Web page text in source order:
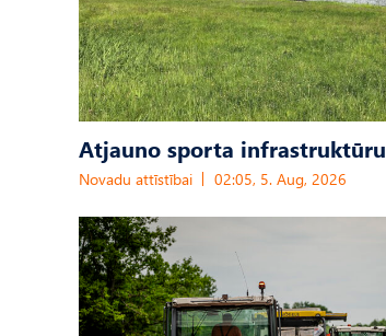
Atjauno sporta infrastruktūru
Novadu attīstībai 02:05, 5. Aug, 2026